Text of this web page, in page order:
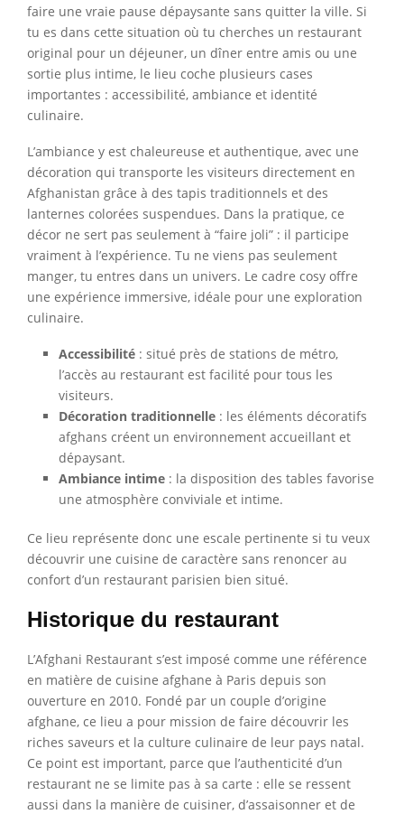
faire une vraie pause dépaysante sans quitter la ville. Si
tu es dans cette situation où tu cherches un restaurant
original pour un déjeuner, un dîner entre amis ou une
sortie plus intime, le lieu coche plusieurs cases
importantes : accessibilité, ambiance et identité
culinaire.
L’ambiance y est chaleureuse et authentique, avec une
décoration qui transporte les visiteurs directement en
Afghanistan grâce à des tapis traditionnels et des
lanternes colorées suspendues. Dans la pratique, ce
décor ne sert pas seulement à “faire joli” : il participe
vraiment à l’expérience. Tu ne viens pas seulement
manger, tu entres dans un univers. Le cadre cosy offre
une expérience immersive, idéale pour une exploration
culinaire.
Accessibilité : situé près de stations de métro,
l’accès au restaurant est facilité pour tous les
visiteurs.
Décoration traditionnelle : les éléments décoratifs
afghans créent un environnement accueillant et
dépaysant.
Ambiance intime : la disposition des tables favorise
une atmosphère conviviale et intime.
Ce lieu représente donc une escale pertinente si tu veux
découvrir une cuisine de caractère sans renoncer au
confort d’un restaurant parisien bien situé.
Historique du restaurant
L’Afghani Restaurant s’est imposé comme une référence
en matière de cuisine afghane à Paris depuis son
ouverture en 2010. Fondé par un couple d’origine
afghane, ce lieu a pour mission de faire découvrir les
riches saveurs et la culture culinaire de leur pays natal.
Ce point est important, parce que l’authenticité d’un
restaurant ne se limite pas à sa carte : elle se ressent
aussi dans la manière de cuisiner, d’assaisonner et de